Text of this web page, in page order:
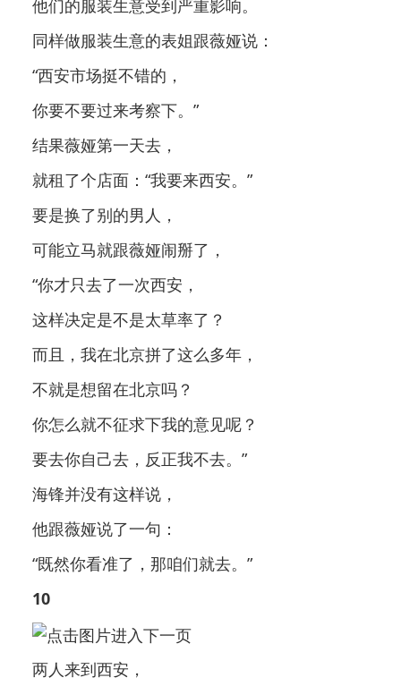
他们的服装生意受到严重影响。
同样做服装生意的表姐跟薇娅说：
“西安市场挺不错的，
你要不要过来考察下。”
结果薇娅第一天去，
就租了个店面：“我要来西安。”
要是换了别的男人，
可能立马就跟薇娅闹掰了，
“你才只去了一次西安，
这样决定是不是太草率了？
而且，我在北京拼了这么多年，
不就是想留在北京吗？
你怎么就不征求下我的意见呢？
要去你自己去，反正我不去。”
海锋并没有这样说，
他跟薇娅说了一句：
“既然你看准了，那咱们就去。”
10
两人来到西安，